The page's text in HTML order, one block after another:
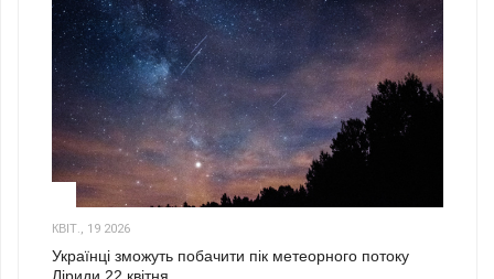
КВІТ., 19 2026
Українці зможуть побачити пік метеорного потоку